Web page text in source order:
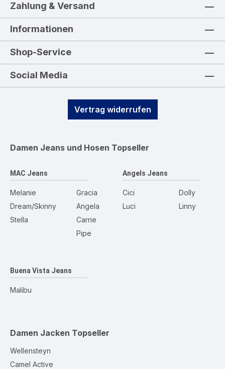
Zahlung & Versand
Informationen
Shop-Service
Social Media
Vertrag widerrufen
Damen Jeans und Hosen Topseller
MAC Jeans
Melanie
Dream/Skinny
Stella
Gracia
Angela
Carrie
Pipe
Angels Jeans
Cici
Luci
Dolly
Linny
Buena Vista Jeans
Malibu
Damen Jacken Topseller
Wellensteyn
Camel Active